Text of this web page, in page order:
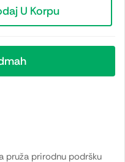
U Korpu
pruža prirodnu podršku